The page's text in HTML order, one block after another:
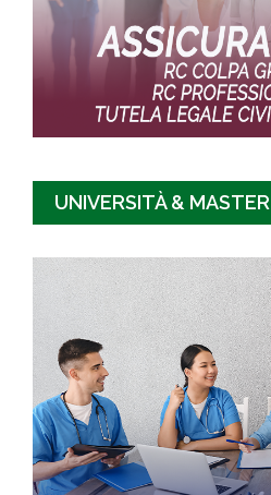
UNIVERSITÀ & MASTER